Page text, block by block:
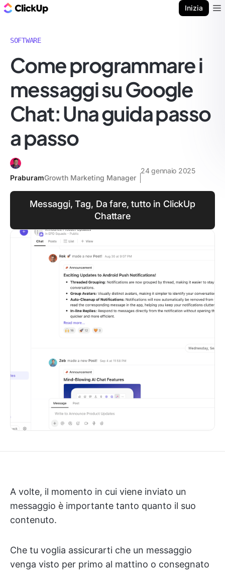
Inizia
SOFTWARE
Come programmare i
messaggi su Google
Chat: Una guida passo
a passo
PraburamGrowth Marketing Manager
24 gennaio 2025
Messaggi, Tag, Da fare, tutto in ClickUp
Chattare
A volte, il momento in cui viene inviato un
messaggio è importante tanto quanto il suo
contenuto.
Che tu voglia assicurarti che un messaggio
venga visto per primo al mattino o consegnato